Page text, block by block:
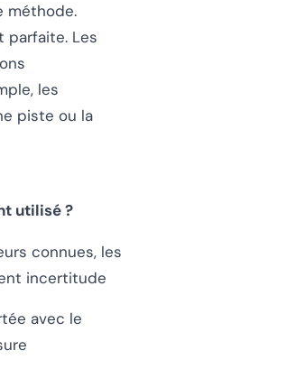
méthode.
parfaite. Les
les
piste ou la
utilisé ?
connues, les
incertitude
avec le